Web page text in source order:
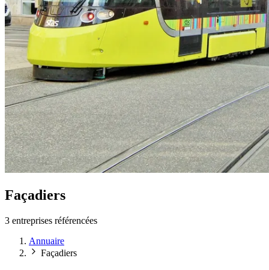
Façadiers
3 entreprises référencées
Annuaire
Façadiers